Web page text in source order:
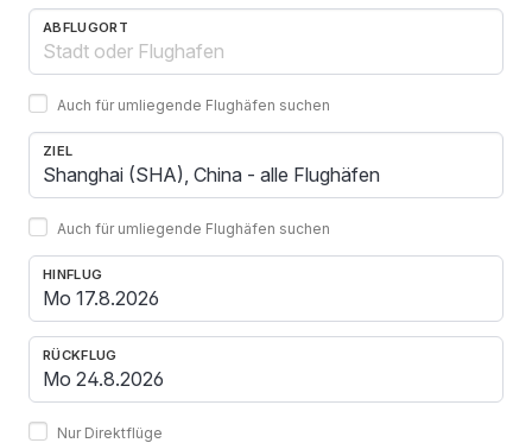
ABFLUGORT
Auch für umliegende Flughäfen suchen
ZIEL
Auch für umliegende Flughäfen suchen
HINFLUG
RÜCKFLUG
Nur Direktflüge